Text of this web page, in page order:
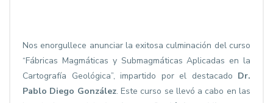
Nos enorgullece anunciar la exitosa culminación del curso
“Fábricas Magmáticas y Submagmáticas Aplicadas en la
Cartografía Geológica”, impartido por el destacado Dr.
Pablo Diego González. Este curso se llevó a cabo en las